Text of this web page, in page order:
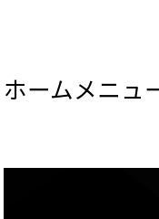
ホームメニュ